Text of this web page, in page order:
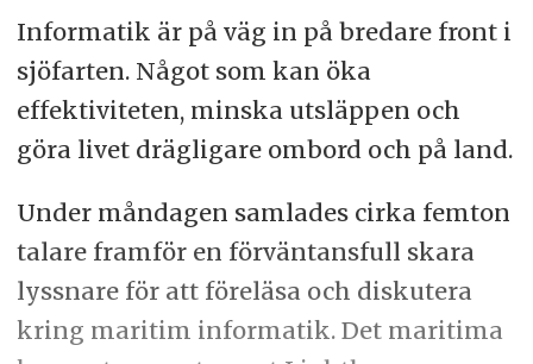
Informatik är på väg in på bredare front i
sjöfarten. Något som kan öka
effektiviteten, minska utsläppen och
göra livet drägligare ombord och på land.
Under måndagen samlades cirka femton
talare framför en förväntansfull skara
lyssnare för att föreläsa och diskutera
kring maritim informatik. Det maritima